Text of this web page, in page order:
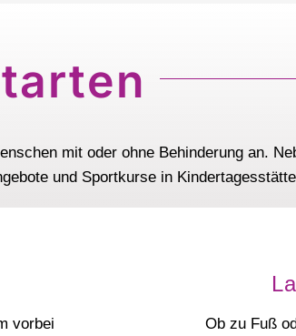
mit oder ohne Behinderung an.
und Sportkurse in
vorbei
Ob zu Fuß